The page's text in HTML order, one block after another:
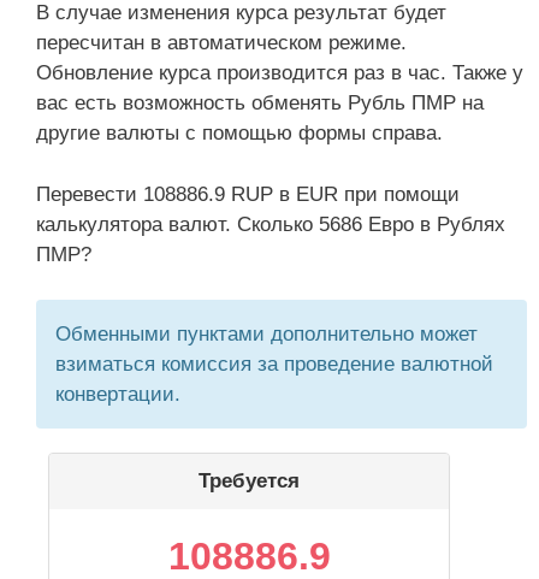
В случае изменения курса результат будет
пересчитан в автоматическом режиме.
Обновление курса производится раз в час. Также у
вас есть возможность обменять Рубль ПМР на
другие валюты с помощью формы справа.
Перевести 108886.9 RUP в EUR при помощи
калькулятора валют. Сколько 5686 Евро в Рублях
ПМР?
Обменными пунктами дополнительно может
взиматься комиссия за проведение валютной
конвертации.
Требуется
108886.9